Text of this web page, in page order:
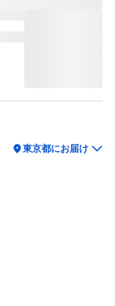
location_on東京都にお届け